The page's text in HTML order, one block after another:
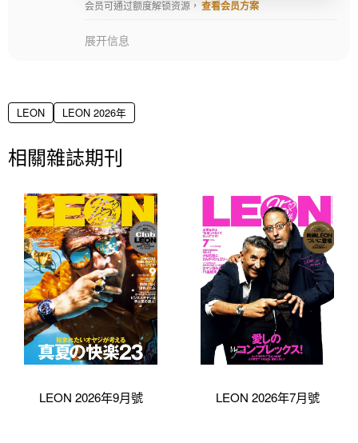
会员可通过额度解锁资源， 查看会员方案
展开信息
LEON LEON 2026年
相關雜誌期刊
LEON 2026年9月號 LEON 2026年7月號